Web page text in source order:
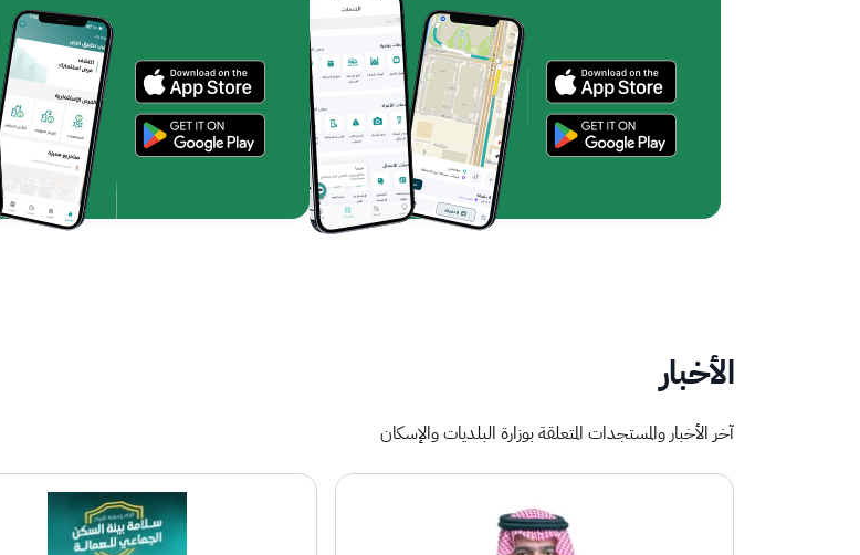
الأخبار
آخر الأخبار والمستجدات المتعلقة بوزارة البلديات والإسكان